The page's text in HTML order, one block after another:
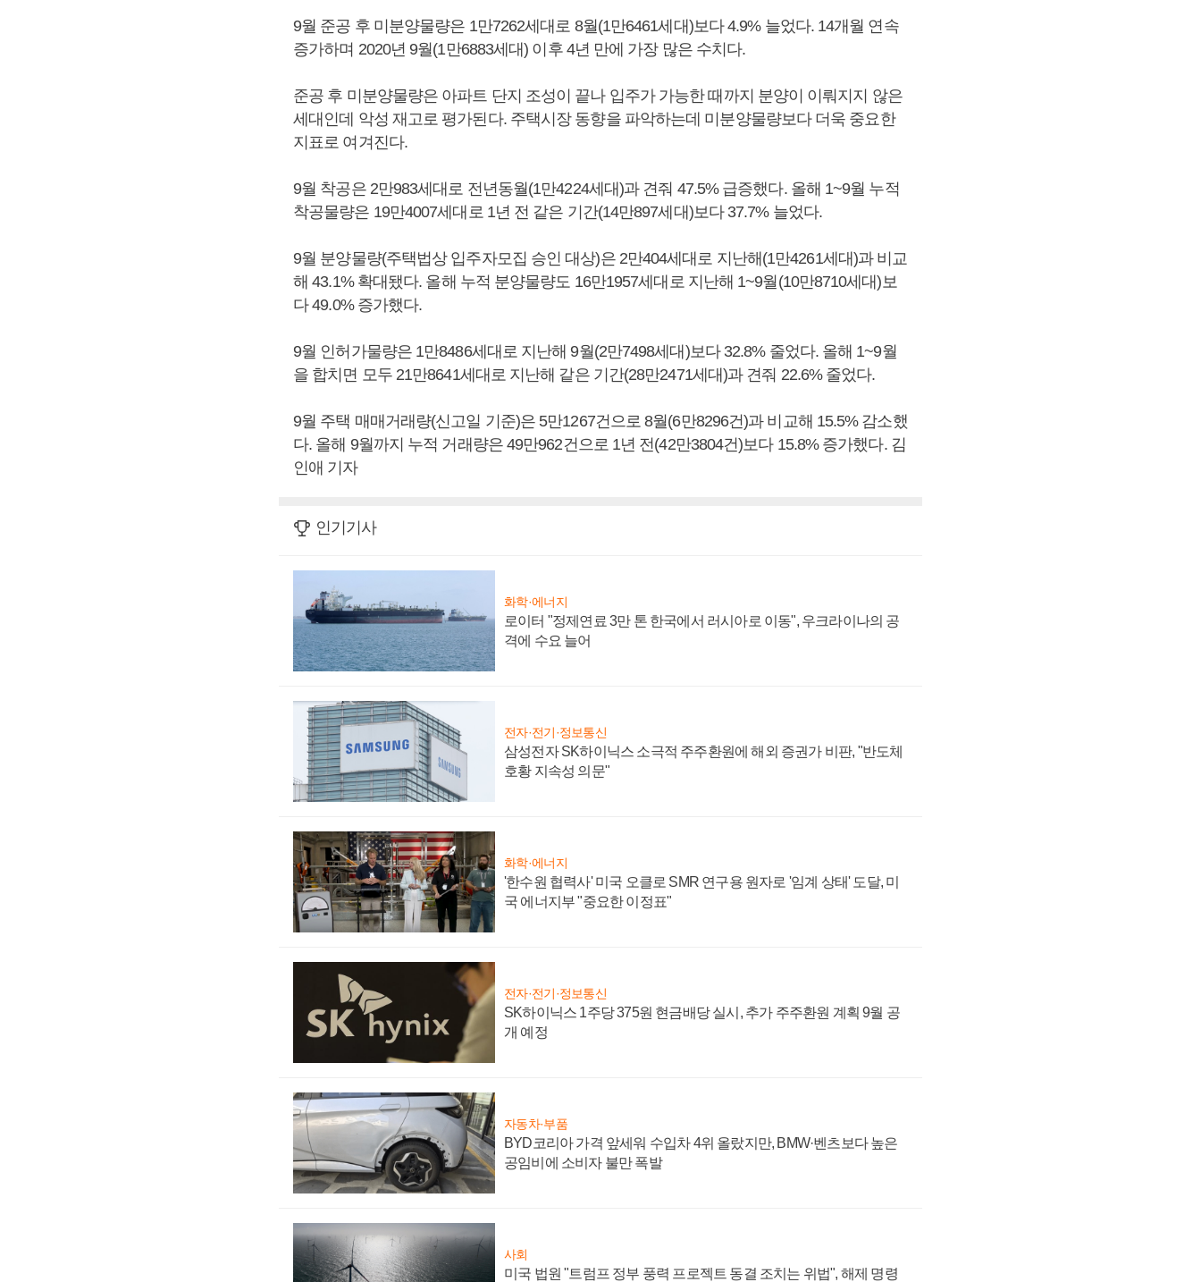
9월 준공 후 미분양물량은 1만7262세대로 8월(1만6461세대)보다 4.9% 늘었다. 14개월 연속
증가하며 2020년 9월(1만6883세대) 이후 4년 만에 가장 많은 수치다.
준공 후 미분양물량은 아파트 단지 조성이 끝나 입주가 가능한 때까지 분양이 이뤄지지 않은
세대인데 악성 재고로 평가된다. 주택시장 동향을 파악하는데 미분양물량보다 더욱 중요한
지표로 여겨진다.
9월 착공은 2만983세대로 전년동월(1만4224세대)과 견줘 47.5% 급증했다. 올해 1~9월 누적
착공물량은 19만4007세대로 1년 전 같은 기간(14만897세대)보다 37.7% 늘었다.
9월 분양물량(주택법상 입주자모집 승인 대상)은 2만404세대로 지난해(1만4261세대)과 비교
해 43.1% 확대됐다. 올해 누적 분양물량도 16만1957세대로 지난해 1~9월(10만8710세대)보
다 49.0% 증가했다.
9월 인허가물량은 1만8486세대로 지난해 9월(2만7498세대)보다 32.8% 줄었다. 올해 1~9월
을 합치면 모두 21만8641세대로 지난해 같은 기간(28만2471세대)과 견줘 22.6% 줄었다.
9월 주택 매매거래량(신고일 기준)은 5만1267건으로 8월(6만8296건)과 비교해 15.5% 감소했
다. 올해 9월까지 누적 거래량은 49만962건으로 1년 전(42만3804건)보다 15.8% 증가했다. 김
인애 기자
인기기사
화학·에너지
로이터 "정제연료 3만 톤 한국에서 러시아로 이동", 우크라이나의 공
격에 수요 늘어
전자·전기·정보통신
삼성전자 SK하이닉스 소극적 주주환원에 해외 증권가 비판, "반도체
호황 지속성 의문"
화학·에너지
'한수원 협력사' 미국 오클로 SMR 연구용 원자로 '임계 상태' 도달, 미
국 에너지부 "중요한 이정표"
전자·전기·정보통신
SK하이닉스 1주당 375원 현금배당 실시, 추가 주주환원 계획 9월 공
개 예정
자동차·부품
BYD코리아 가격 앞세워 수입차 4위 올랐지만, BMW·벤츠보다 높은
공임비에 소비자 불만 폭발
사회
미국 법원 "트럼프 정부 풍력 프로젝트 동결 조치는 위법", 해제 명령